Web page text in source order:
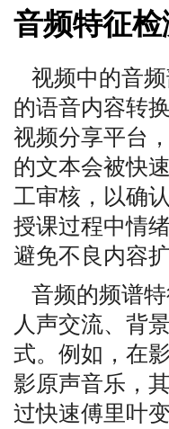
音频特征检
视频中的音
的语音内容转
视频分享平台
的文本会被快
工审核，以确
授课过程中情
避免不良内容扩
音频的频谱
人声交流、背
式。例如，在
影原声音乐，
过快速傅里叶